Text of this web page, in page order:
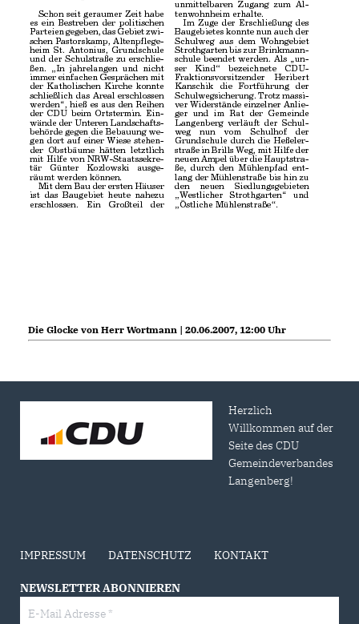
Die Glocke von Herr Wortmann | 20.06.2007, 12:00 Uhr
Herzlich
Willkommen auf der
Seite des CDU
Gemeindeverbandes
Langenberg!
IMPRESSUM DATENSCHUTZ KONTAKT
NEWSLETTER ABONNIEREN